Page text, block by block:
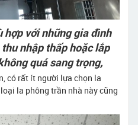
hợp với những gia đình
nhập thấp hoặc lắp
quá sang trọng,
có rất ít người lựa chọn la
la phông trần nhà này cũng